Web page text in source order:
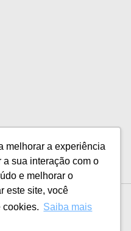
melhorar a experiência
sua interação com o
e melhorar o
este site, você
cookies. Saiba mais